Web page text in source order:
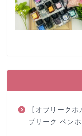
【オブリーク
ブリーク ペン